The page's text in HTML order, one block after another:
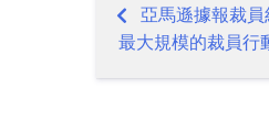
Post
亞馬遜據報裁
最大規模的裁員行